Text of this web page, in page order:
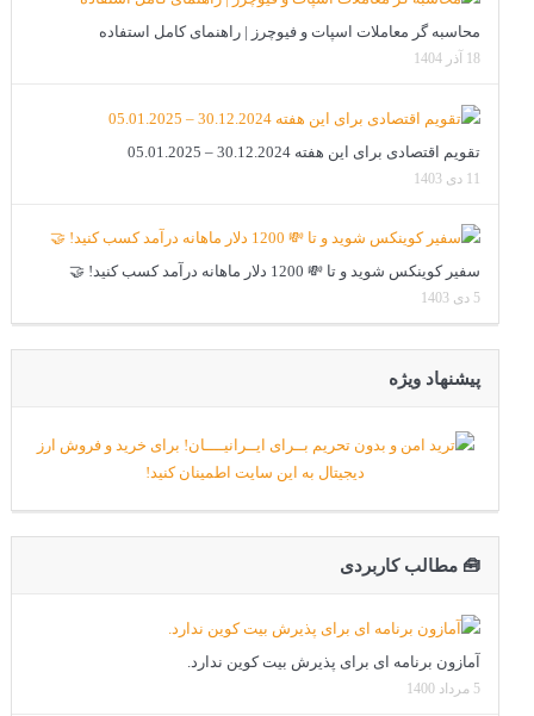
محاسبه گر معاملات اسپات و فیوچرز | راهنمای کامل استفاده
18 آذر 1404
تقویم اقتصادی برای این هفته 30.12.2024 – 05.01.2025
11 دی 1403
سفیر کوینکس شوید و تا 💸 1200 دلار ماهانه درآمد کسب کنید! 🤝
5 دی 1403
پیشنهاد ویژه
🧰 مطالب کاربردی
آمازون برنامه ای برای پذیرش بیت کوین ندارد.
5 مرداد 1400